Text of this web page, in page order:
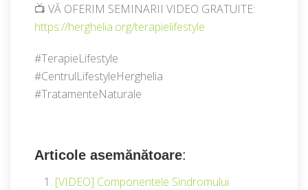
📺 VĂ OFERIM SEMINARII VIDEO GRATUITE:
https://herghelia.org/terapielifestyle​
#TerapieLifestyle
#CentrulLifestyleHerghelia
#TratamenteNaturale
Articole asemănătoare:
[VIDEO] Componentele Sindromului